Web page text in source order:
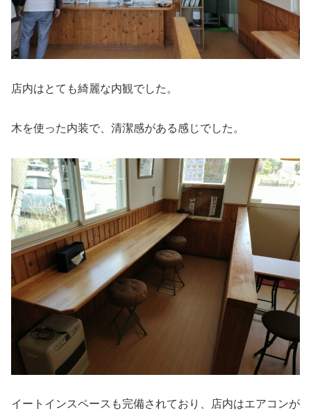
店内はとても綺麗な内観でした。
木を使った内装で、清潔感がある感じでした。
イートインスペースも完備されており、店内はエアコンが